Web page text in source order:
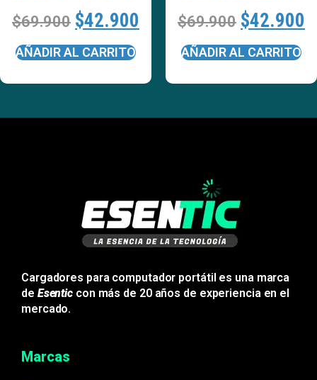
$69.900 $42.900
AÑADIR AL CARRITO
$69.900 $42.900
AÑADIR AL CARRITO
Cargadores para computador portátil es una marca
de Esentic con más de 20 años de experiencia en el
mercado.
Marcas